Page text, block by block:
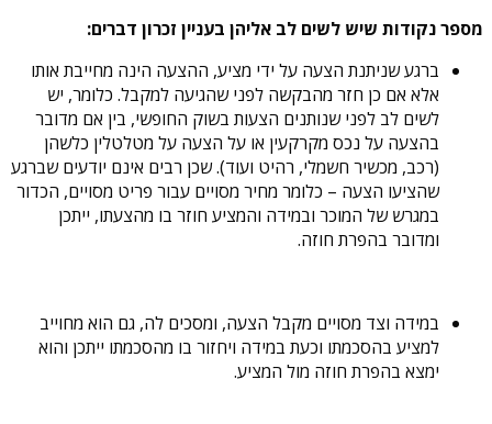
מספר נקודות שיש לשים לב אליהן בעניין זכרון דברים:
ברגע שניתנת הצעה על ידי מציע, ההצעה הינה מחייבת אותו
אלא אם כן חזר מהבקשה לפני שהגיעה למקבל. כלומר, יש
לשים לב לפני שנותנים הצעות בשוק החופשי, בין אם מדובר
בהצעה על נכס מקרקעין או על הצעה על מטלטלין כלשהן
(רכב, מכשיר חשמלי, רהיט ועוד). שכן רבים אינם יודעים שברגע
שהציעו הצעה – כלומר מחיר מסויים עבור פריט מסויים, הכדור
במגרש של המוכר ובמידה והמציע חוזר בו מהצעתו, ייתכן
ומדובר בהפרת חוזה.
במידה וצד מסויים מקבל הצעה, ומסכים לה, גם הוא מחוייב
למציע בהסכמתו וכעת במידה ויחזור בו מהסכמתו ייתכן והוא
ימצא בהפרת חוזה מול המציע.